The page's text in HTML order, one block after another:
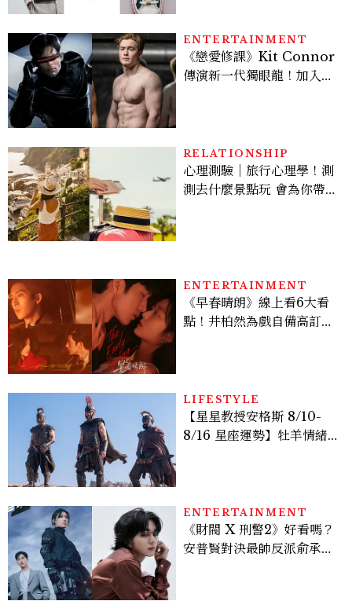
ENTERTAINMENT
《戀愛修課》Kit Connor
傳演新一代獨眼龍！加入新
RELATIONSHIP
心理測驗｜旅行心理學！測
測去什麼景點玩 會為你帶來
ENTERTAINMENT
《早春晴朗》線上看6大看
點！井柏然為戲自備高訂，
LIFESTYLE
【星星教授安格斯 8/10-
8/16 星座運勢】牡羊情緒
ENTERTAINMENT
《財閥 X 刑警2》好看嗎？
安普賢對決最帥反派俞承